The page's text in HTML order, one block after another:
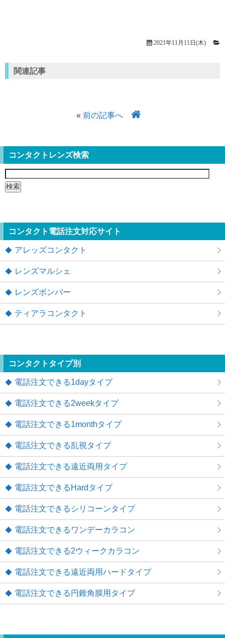
2021年11月11日(木)
関連記事
« 前の記事へ
コンタクトレンズ検索
検
索:
コンタクト電話注文対応サイト
アレッズコンタクト
レンズマルシェ
レンズボンバー
ティアラコンタクト
コンタクトタイプ別
電話注文できる1dayタイプ
電話注文できる2weekタイプ
電話注文できる1monthタイプ
電話注文できる乱視タイプ
電話注文できる遠近両用タイプ
電話注文できるHardタイプ
電話注文できるシリコーンタイプ
電話注文できるワンデーカラコン
電話注文できる2ウィークカラコン
電話注文できる遠近両用ハードタイプ
電話注文できる円錐角膜用タイプ